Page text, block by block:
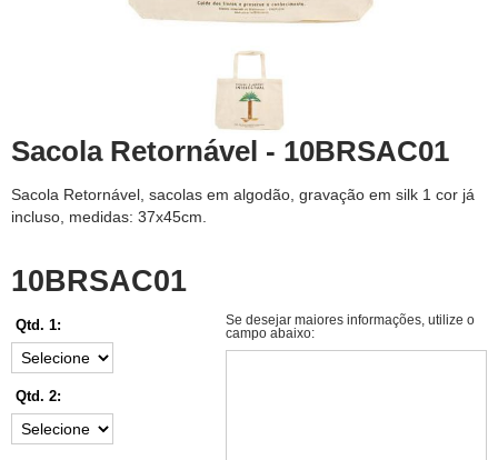
Sacola Retornável - 10BRSAC01
Sacola Retornável, sacolas em algodão, gravação em silk 1 cor já
incluso, medidas: 37x45cm.
10BRSAC01
Qtd. 1:
Qtd. 2:
Se desejar maiores informações, utilize o
campo abaixo: